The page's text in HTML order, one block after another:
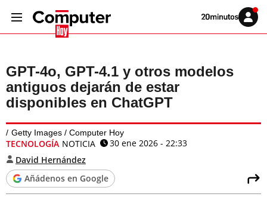
Volver
Iniciar
sesión
GPT-4o, GPT-4.1 y otros modelos
antiguos dejarán de estar
disponibles en ChatGPT
Getty Images / Computer Hoy
TECNOLOGÍA NOTICIA
30 ene 2026 - 22:33
David Hernández
Añádenos en Google